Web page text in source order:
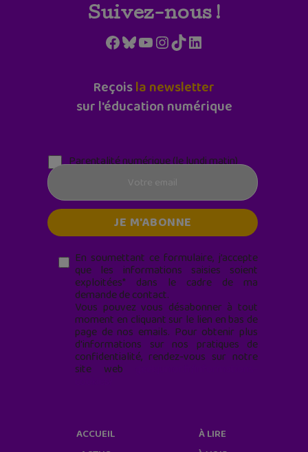
Suivez-nous !
Facebook
Bluesky
YouTube
Instagram
TikTokLinkedIn
Reçoisla newsletter
sur l'éducation numérique
Parentalité numérique (le lundi matin)
En soumettant ce formulaire, j’accepte
que les informations saisies soient
exploitées* dans le cadre de ma
demande de contact.
Vous pouvez vous désabonner à tout
moment en cliquant sur le lien en bas de
page de nos emails. Pour obtenir plus
d'informations sur nos pratiques de
confidentialité, rendez-vous sur notre
site web
ACCUEIL
À LIRE